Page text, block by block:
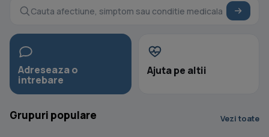
Adreseaza o
intrebare
Ajuta pe altii
Grupuri populare Vezi toate